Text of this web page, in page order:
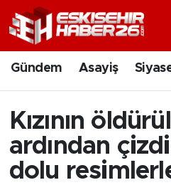
Gündem Asayiş
Kızının
ardından
dolu
Gündem
Asayiş
Siyaset
Spor
Nöbetçi Eczaneler
Hava Durumu
Trafik Durumu
Süper Lig Puan